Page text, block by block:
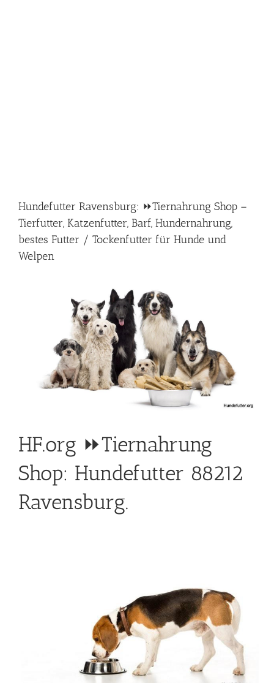
Hundefutter Ravensburg: ⏩Tiernahrung Shop –
Tierfutter, Katzenfutter, Barf, Hundernahrung,
bestes Futter / Tockenfutter für Hunde und
Welpen
HF.org ⏩Tiernahrung
Shop: Hundefutter 88212
Ravensburg.